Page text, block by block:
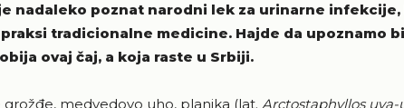
nadaleko poznat narodni lek za urinarne infekcije,
tradicionalne medicine. Hajde da upoznamo
ovaj čaj, a koja raste u Srbiji.
medvedovo uho, planika (lat. Arctostaphyllos uva-